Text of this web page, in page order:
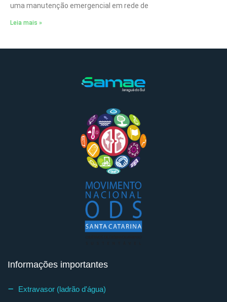
uma manutenção emergencial em rede de
Leia mais »
Informações importantes
Extravasor (ladrão d'água)